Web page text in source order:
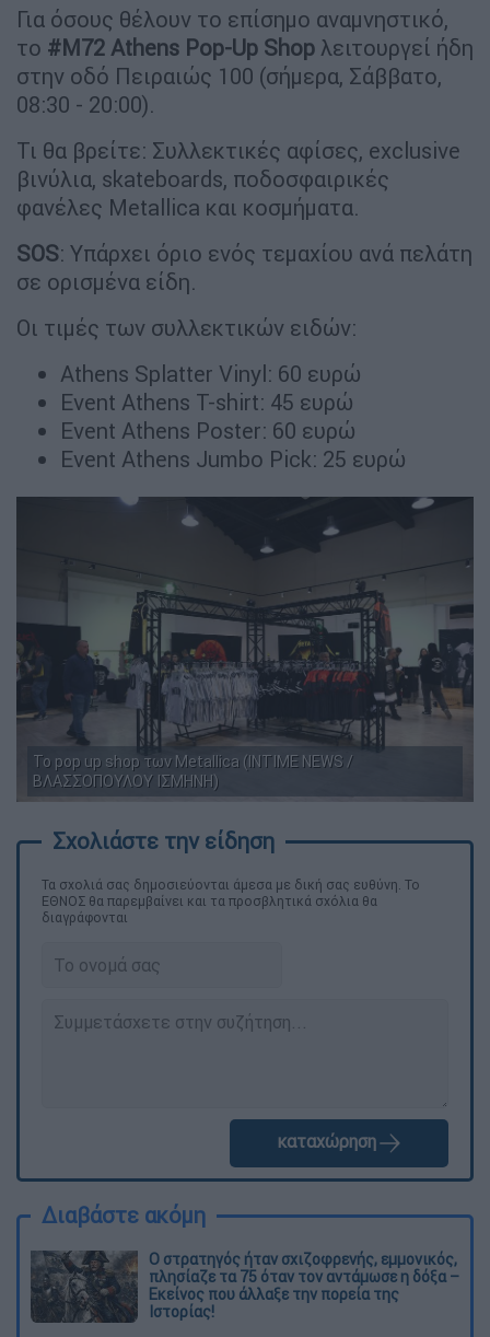
Για όσους θέλουν το επίσημο αναμνηστικό,
το #M72 Athens Pop-Up Shop λειτουργεί ήδη
στην οδό Πειραιώς 100 (σήμερα, Σάββατο,
08:30 - 20:00).
Τι θα βρείτε: Συλλεκτικές αφίσες, exclusive
βινύλια, skateboards, ποδοσφαιρικές
φανέλες Metallica και κοσμήματα.
SOS: Υπάρχει όριο ενός τεμαχίου ανά πελάτη
σε ορισμένα είδη.
Οι τιμές των συλλεκτικών ειδών:
Athens Splatter Vinyl: 60 ευρώ
Event Athens T-shirt: 45 ευρώ
Event Athens Poster: 60 ευρώ
Event Athens Jumbo Pick: 25 ευρώ
Το pop up shop των Metallica (INTIME NEWS /
ΒΛΑΣΣΟΠΟΥΛΟΥ ΙΣΜΗΝΗ)
Τα σχολιά σας δημοσιεύονται άμεσα με δική σας ευθύνη. Το
ΕΘΝΟΣ θα παρεμβαίνει και τα προσβλητικά σχόλια θα
διαγράφονται
καταχώρηση
Διαβάστε ακόμη
O στρατηγός ήταν σχιζοφρενής, εμμονικός,
πλησίαζε τα 75 όταν τον αντάμωσε η δόξα –
Εκείνος που άλλαξε την πορεία της
Ιστορίας!